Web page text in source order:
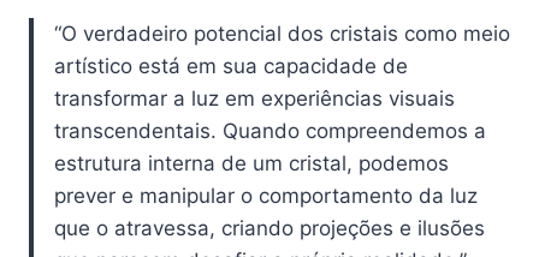
“O verdadeiro potencial dos cristais como meio
artístico está em sua capacidade de
transformar a luz em experiências visuais
transcendentais. Quando compreendemos a
estrutura interna de um cristal, podemos
prever e manipular o comportamento da luz
que o atravessa, criando projeções e ilusões